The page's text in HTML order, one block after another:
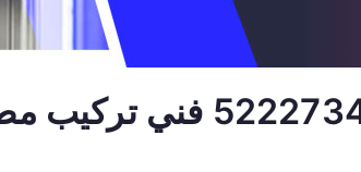
فني المنيوم ابوفطيرة 52227343 فني